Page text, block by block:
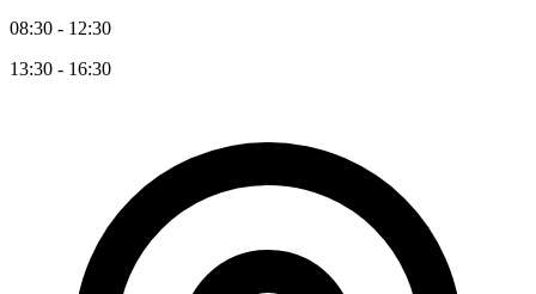
08:30 - 12:30
13:30 - 16:30